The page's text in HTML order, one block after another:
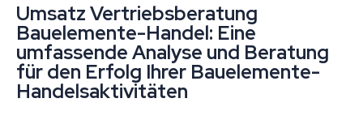
Umsatz Vertriebsberatung
Bauelemente-Handel: Eine
umfassende Analyse und Beratung
für den Erfolg Ihrer Bauelemente-
Handelsaktivitäten